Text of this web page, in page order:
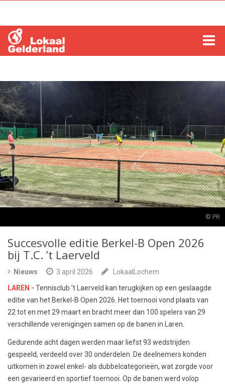
LOCHEM
ZUTPHEN
COLUMNS
RADIO
ZOEKEN
© PR
Succesvolle editie Berkel-B Open 2026
bij T.C. ’t Laerveld
Nieuws 3 april 2026
LokaalLochem
LAREN - Tennisclub ’t Laerveld kan terugkijken op een geslaagde
editie van het Berkel-B Open 2026. Het toernooi vond plaats van
22 tot en met 29 maart en bracht meer dan 100 spelers van 29
verschillende verenigingen samen op de banen in Laren.
Gedurende acht dagen werden maar liefst 93 wedstrijden
gespeeld, verdeeld over 30 onderdelen. De deelnemers konden
uitkomen in zowel enkel- als dubbelcategorieën, wat zorgde voor
een gevarieerd en sportief toernooi. Op de banen werd volop